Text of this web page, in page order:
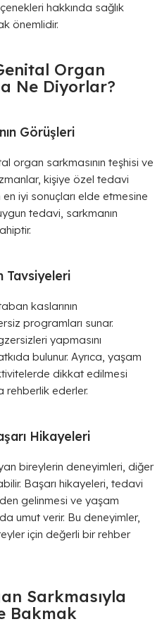
hakkında sağlık
önemlidir.
Organ
Ne Diyorlar?
Görüşleri
organ sarkmasının teşhisi ve
kişiye özel tedavi
iyi sonuçları elde etmesine
tedavi, sarkmanın
Tavsiyeleri
kaslarının
programları sunar.
yapmasını
bulunur. Ayrıca, yaşam
dikkat edilmesi
rehberlik ederler.
Hikayeleri
bireylerin deneyimleri, diğer
Başarı hikayeleri, tedavi
gelinmesi ve yaşam
umut verir. Bu deneyimler,
için değerli bir rehber
Sarkmasıyla
Bakmak